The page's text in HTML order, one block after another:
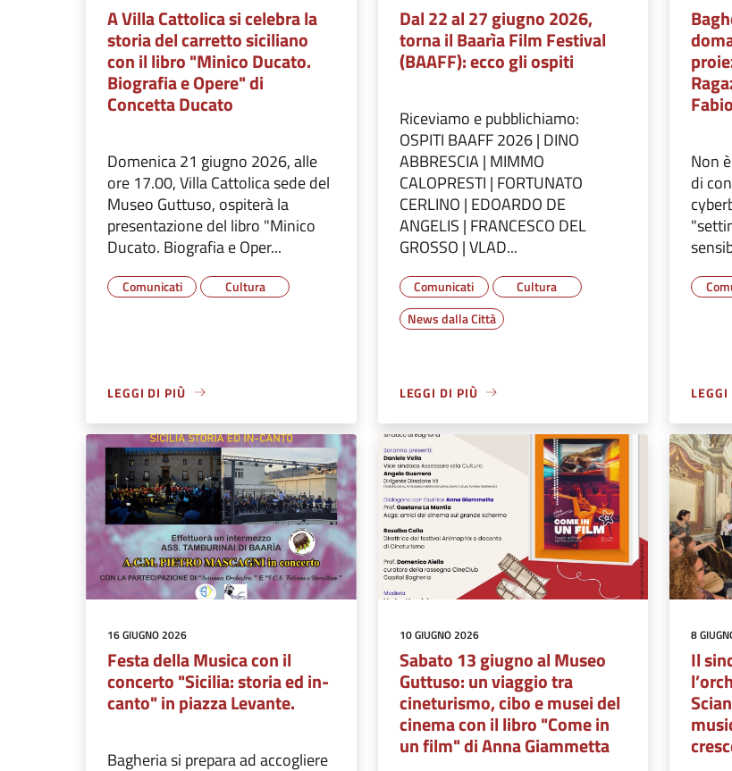
A Villa Cattolica si celebra la
storia del carretto siciliano
con il libro "Minico Ducato.
Biografia e Opere" di
Concetta Ducato
Domenica 21 giugno 2026, alle
ore 17.00, Villa Cattolica sede del
Museo Guttuso, ospiterà la
presentazione del libro "Minico
Ducato. Biografia e Oper...
Comunicati Cultura
LEGGI DI PIÙ
Dal 22 al 27 giugno 2026,
torna il Baarìa Film Festival
(BAAFF): ecco gli ospiti
Riceviamo e pubblichiamo:
OSPITI BAAFF 2026 | DINO
ABBRESCIA | MIMMO
CALOPRESTI | FORTUNATO
CERLINO | EDOARDO DE
ANGELIS | FRANCESCO DEL
GROSSO | VLAD...
Comunicati
Cultura
News dalla Città
LEGGI DI PIÙ
Non
di
16 GIUGNO 2026
Festa della Musica con il
concerto "Sicilia: storia ed in-
canto" in piazza Levante.
Bagheria si prepara ad accogliere
10 GIUGNO 2026
Sabato 13 giugno al Museo
Guttuso: un viaggio tra
cineturismo, cibo e musei del
cinema con il libro "Come in
un film" di Anna Giammetta
8
Il